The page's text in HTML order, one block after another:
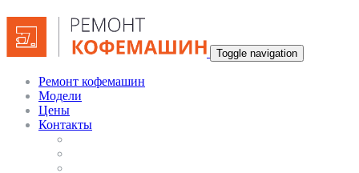
Toggle navigation
Ремонт кофемашин
Модели
Цены
Контакты